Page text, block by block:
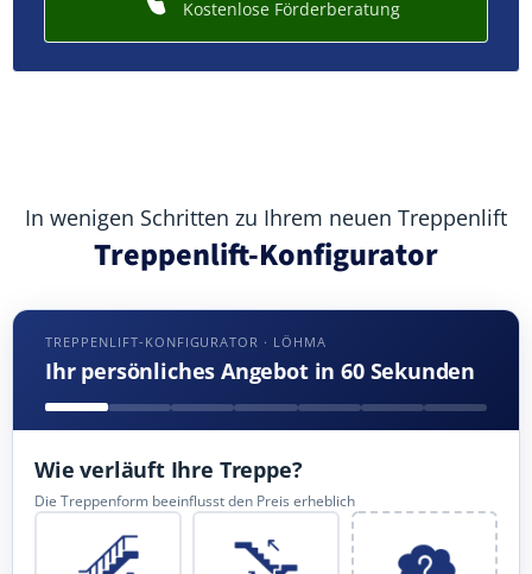
Kostenlose Förderberatung
In wenigen Schritten zu Ihrem neuen Treppenlift
Treppenlift-Konfigurator
TREPPENLIFT-KONFIGURATOR · LÖHMA
Ihr persönliches Angebot in 60 Sekunden
Wie verläuft Ihre Treppe?
Die Treppenform beeinflusst den Preis erheblich